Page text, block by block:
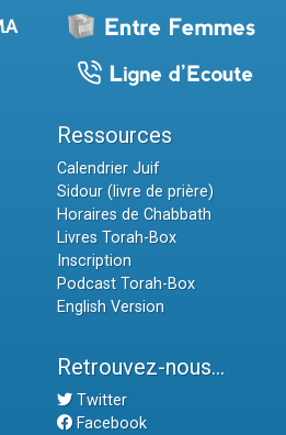
Ressources
Calendrier Juif
Sidour (livre de prière)
Horaires de Chabbath
Livres Torah-Box
Inscription
Podcast Torah-Box
English Version
Retrouvez-nous...
Twitter
Facebook